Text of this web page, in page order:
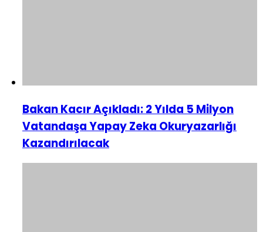
Bakan Kacır Açıkladı: 2 Yılda 5 Milyon
Vatandaşa Yapay Zeka Okuryazarlığı
Kazandırılacak